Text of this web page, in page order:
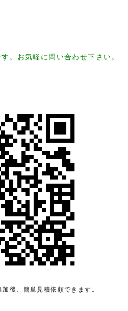
。お気軽に問い合わせ下さい。
後、簡単見積依頼できます。